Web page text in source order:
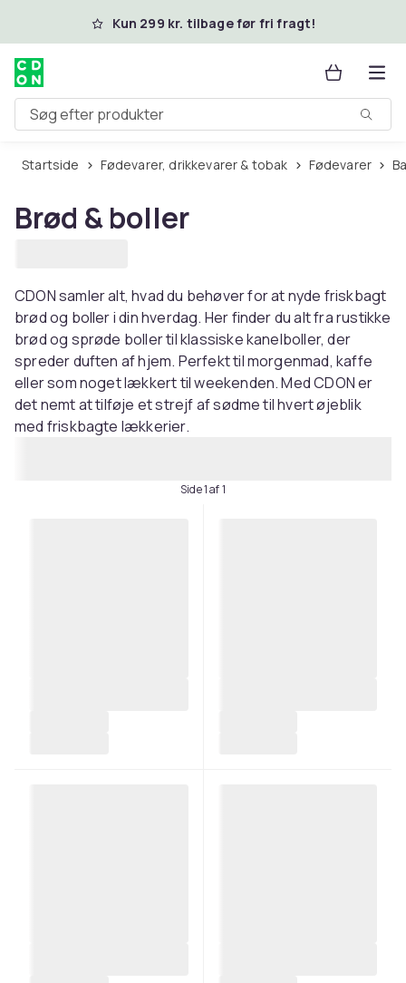
Spring til hovedindhold
Kun 299 kr. tilbage før fri fragt!
Søg efter produkter
Startside Fødevarer, drikkevarer & tobak Fødevarer
Brød & boller
CDON samler alt, hvad du behøver for at nyde friskbagt
brød og boller i din hverdag. Her finder du alt fra rustikke
brød og sprøde boller til klassiske kanelboller, der
spreder duften af ​​hjem. Perfekt til morgenmad, kaffe
eller som noget lækkert til weekenden. Med CDON er
det nemt at tilføje et strejf af sødme til hvert øjeblik
med friskbagte lækkerier.
Side 1 af 1